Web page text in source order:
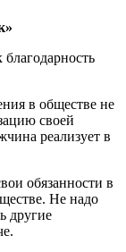
в обществе не
своей
реализует в
обязанности в
Не надо
другие